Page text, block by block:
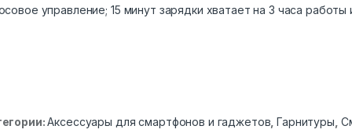
управление; 15 минут зарядки хватает на 3 часа
Аксессуары для смартфонов и гаджетов ,Гарнитуры